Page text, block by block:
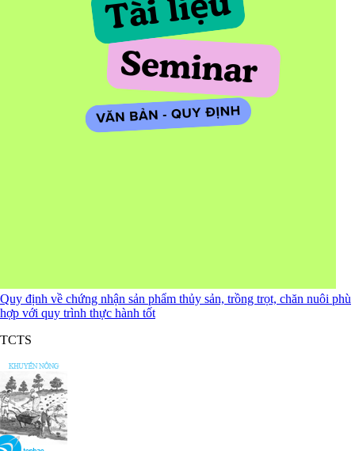
Quy định về chứng nhận sản phẩm thủy sản, trồng trọt, chăn nuôi phù
hợp với quy trình thực hành tốt
TCTS